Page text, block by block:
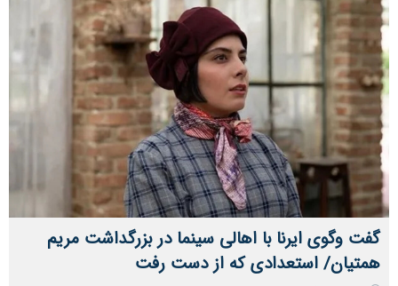
گفت ‌وگوی ایرنا با اهالی سینما در بزرگداشت مریم
همتیان/ استعدادی که از دست رفت